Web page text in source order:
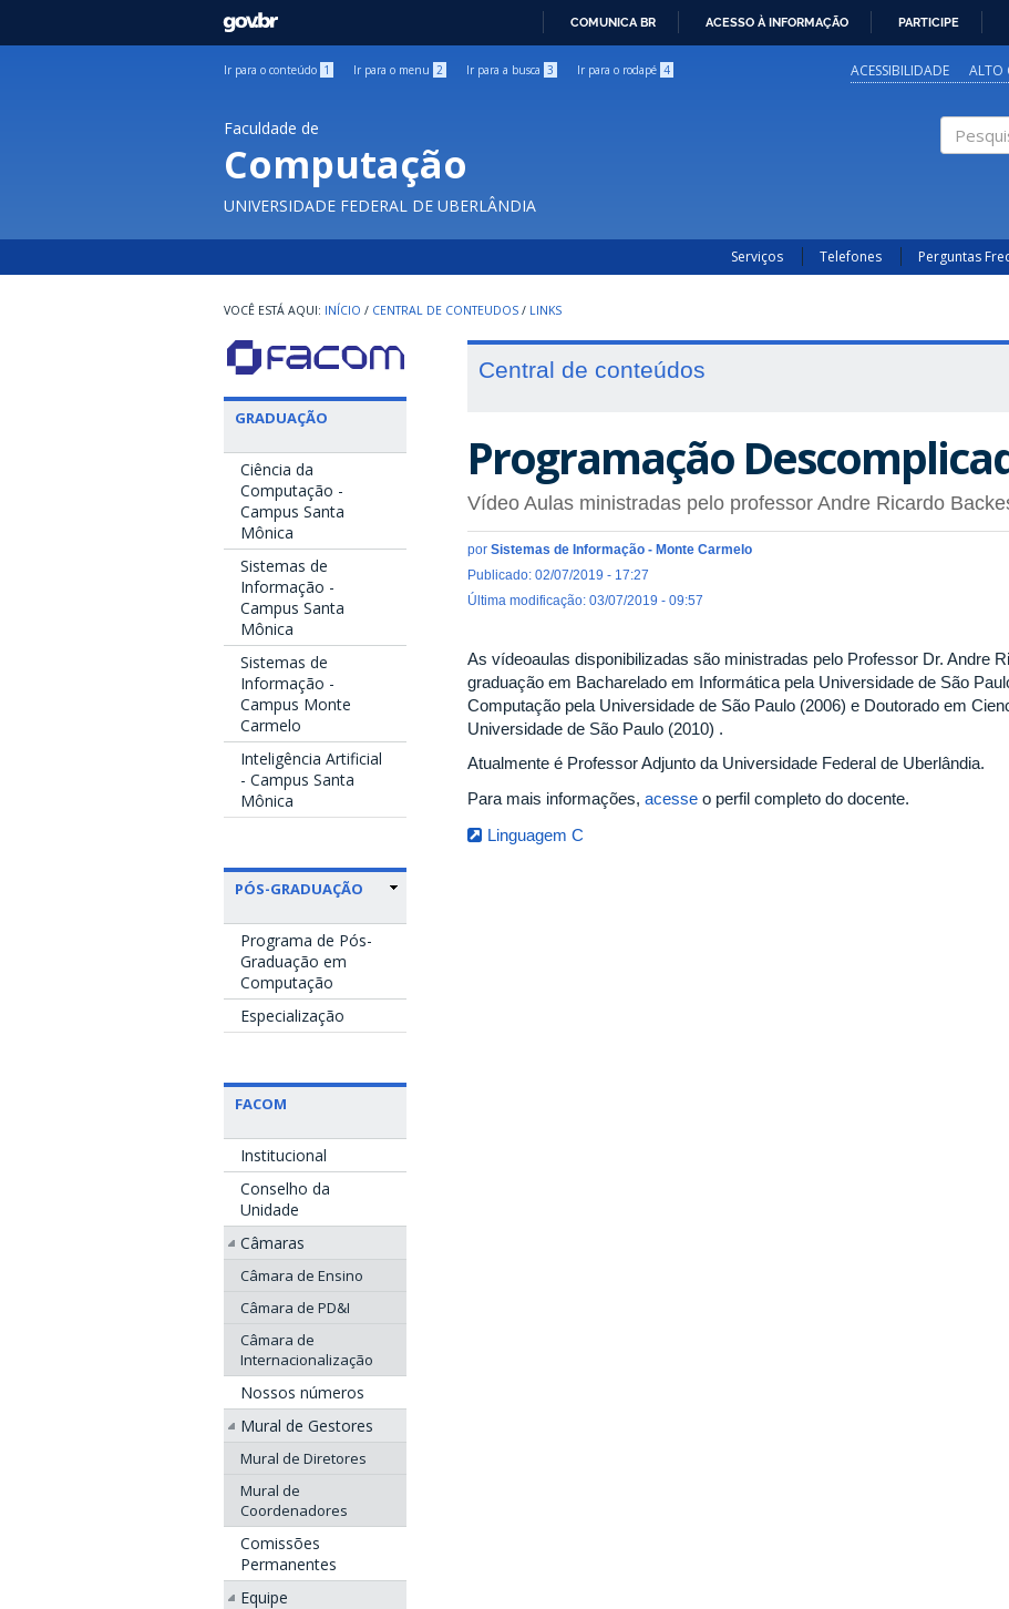
GOVBR
COMUNICA BR ACESSO À INFORMAÇÃO PARTICIPE
Ir para o conteúdo 1 Ir para o menu 2 Ir para a busca 3 Ir para o rodapé 4 ACESSIBILIDADE ALTO
Faculdade de
Computação
UNIVERSIDADE FEDERAL DE UBERLÂNDIA
Serviços Telefones Perguntas
INÍCIO / CENTRAL DE CONTEUDOS / LINKS
GRADUAÇÃO
Ciência da
Computação -
Campus Santa
Mônica
Sistemas de
Informação -
Campus Santa
Mônica
Sistemas de
Informação -
Campus Monte
Carmelo
Inteligência Artificial
- Campus Santa
Mônica
PÓS-GRADUAÇÃO
Programa de Pós-
Graduação em
Computação
Especialização
FACOM
Institucional
Conselho da
Unidade
Câmaras
Câmara de Ensino
Câmara de PD&I
Câmara de
Internacionalização
Nossos números
Mural de Gestores
Mural de Diretores
Mural de
Coordenadores
Comissões
Permanentes
Equipe
Central de conteúdos
Programação
Vídeo Aulas ministradas pelo professor Andre Ricardo
por Sistemas de Informação - Monte Carmelo
Publicado: 02/07/2019 - 17:27
Última modificação: 03/07/2019 - 09:57
As vídeoaulas disponibilizadas são ministradas pelo Professor Dr. Andre
graduação em Bacharelado em Informática pela Universidade de São
Computação pela Universidade de São Paulo (2006) e Doutorado em
Universidade de São Paulo (2010) .
Atualmente é Professor Adjunto da Universidade Federal de Uberlândia.
Para mais informações, acesse o perfil completo do docente.
Linguagem C